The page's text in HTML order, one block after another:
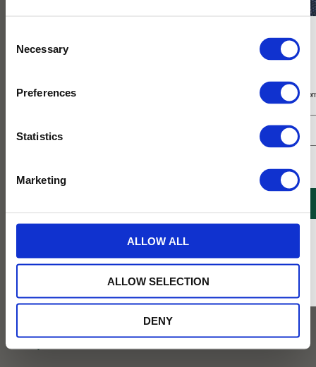
Selection
Necessary
Preferences
Statistics
Marketing
ALLOW ALL
ALLOW SELECTION
DENY
113
Lägg till i favoriter
BEVAKA
Få 10% rabatt på ditt första köp på nätet och ta del av erbjudanden året
* Rabatten gäller endast online på Tehusetjava.se. Rabatten fungerar endast på